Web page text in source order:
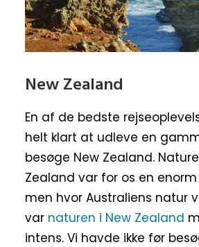
New Zealand
En af de bedste
helt klart at udleve en
besøge New Zealand.
Zealand var for os en
men hvor Australiens natur
var naturen i New Zealand
intens. Vi havde ikke før